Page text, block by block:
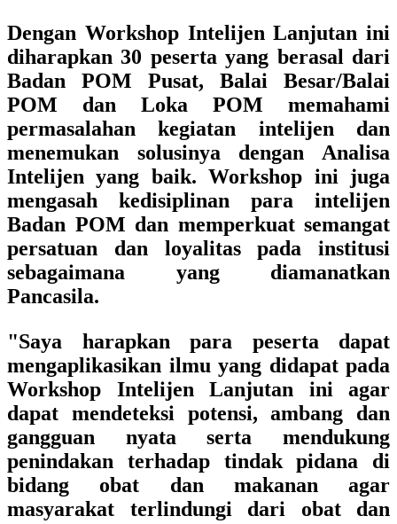
Dengan Workshop Intelijen Lanjutan ini
diharapkan 30 peserta yang berasal dari
Badan POM Pusat, Balai Besar/Balai
POM dan Loka POM memahami
permasalahan kegiatan intelijen dan
menemukan solusinya dengan Analisa
Intelijen yang baik. Workshop ini juga
mengasah kedisiplinan para intelijen
Badan POM dan memperkuat semangat
persatuan dan loyalitas pada institusi
sebagaimana yang diamanatkan
Pancasila.
"Saya harapkan para peserta dapat
mengaplikasikan ilmu yang didapat pada
Workshop Intelijen Lanjutan ini agar
dapat mendeteksi potensi, ambang dan
gangguan nyata serta mendukung
penindakan terhadap tindak pidana di
bidang obat dan makanan agar
masyarakat terlindungi dari obat dan